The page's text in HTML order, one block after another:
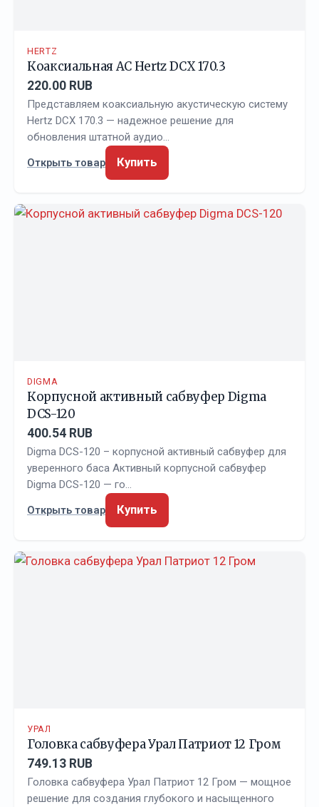
HERTZ
Коаксиальная АС Hertz DCX 170.3
220.00 RUB
Представляем коаксиальную акустическую систему
Hertz DCX 170.3 — надежное решение для
обновления штатной аудио…
Открыть товар
Купить
DIGMA
Корпусной активный сабвуфер Digma
DCS-120
400.54 RUB
Digma DCS-120 – корпусной активный сабвуфер для
уверенного баса Активный корпусной сабвуфер
Digma DCS-120 — го…
Открыть товар
Купить
УРАЛ
Головка сабвуфера Урал Патриот 12 Гром
749.13 RUB
Головка сабвуфера Урал Патриот 12 Гром — мощное
решение для создания глубокого и насыщенного